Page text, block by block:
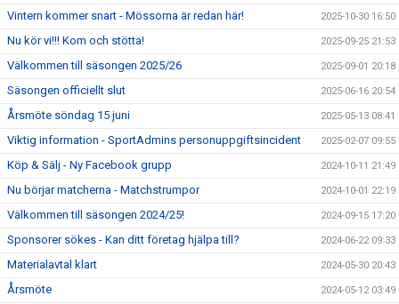
Vintern kommer snart - Mössorna är redan här! 2025-10-30 16:50
Nu kör vi!!! Kom och stötta! 2025-09-25 21:53
Välkommen till säsongen 2025/26 2025-09-01 20:18
Säsongen officiellt slut 2025-06-16 20:54
Årsmöte söndag 15 juni 2025-05-13 08:41
Viktig information - SportAdmins personuppgiftsincident 2025-02-07 09:55
Köp & Sälj - Ny Facebook grupp 2024-10-11 21:49
Nu börjar matcherna - Matchstrumpor 2024-10-01 22:19
Välkommen till säsongen 2024/25! 2024-09-15 17:20
Sponsorer sökes - Kan ditt företag hjälpa till? 2024-06-22 09:33
Materialavtal klart 2024-05-30 20:43
Årsmöte 2024-05-12 03:49